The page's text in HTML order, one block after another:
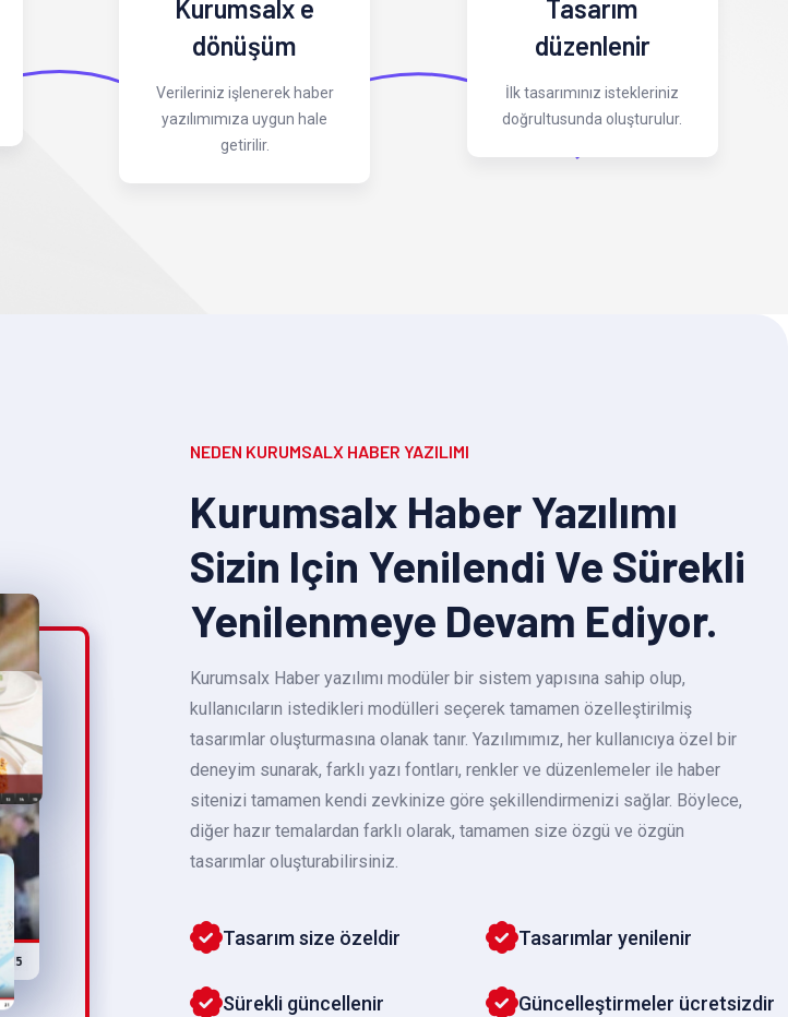
Kurumsalx e
dönüşüm
Verileriniz işlenerek haber
yazılımımıza uygun hale
getirilir.
Tasarım
düzenlenir
İlk tasarımınız istekleriniz
doğrultusunda oluşturulur.
NEDEN KURUMSALX HABER YAZILIMI
Kurumsalx Haber Yazılımı
Sizin Için Yenilendi Ve Sürekli
Yenilenmeye Devam Ediyor.
Kurumsalx Haber yazılımı modüler bir sistem yapısına sahip olup,
kullanıcıların istedikleri modülleri seçerek tamamen özelleştirilmiş
tasarımlar oluşturmasına olanak tanır. Yazılımımız, her kullanıcıya özel bir
deneyim sunarak, farklı yazı fontları, renkler ve düzenlemeler ile haber
sitenizi tamamen kendi zevkinize göre şekillendirmenizi sağlar. Böylece,
diğer hazır temalardan farklı olarak, tamamen size özgü ve özgün
tasarımlar oluşturabilirsiniz.
Tasarım size özeldir
Sürekli güncellenir
Tasarımlar yenilenir
Güncelleştirmeler ücretsizdir